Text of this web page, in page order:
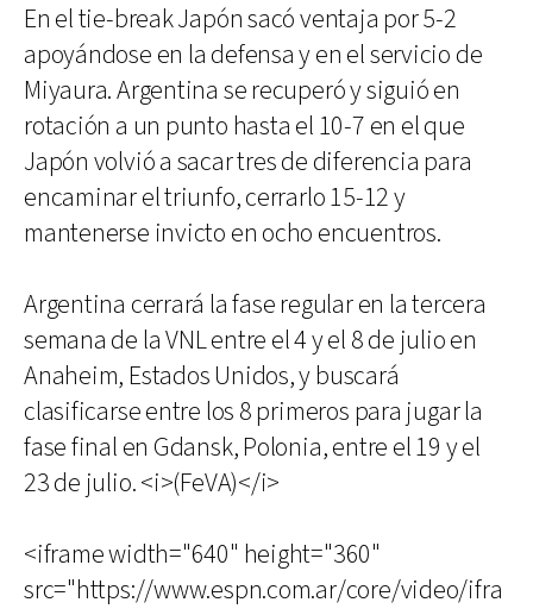
En el tie-break Japón sacó ventaja por 5-2
apoyándose en la defensa y en el servicio de
Miyaura. Argentina se recuperó y siguió en
rotación a un punto hasta el 10-7 en el que
Japón volvió a sacar tres de diferencia para
encaminar el triunfo, cerrarlo 15-12 y
mantenerse invicto en ocho encuentros.
Argentina cerrará la fase regular en la tercera
semana de la VNL entre el 4 y el 8 de julio en
Anaheim, Estados Unidos, y buscará
clasificarse entre los 8 primeros para jugar la
fase final en Gdansk, Polonia, entre el 19 y el
23 de julio. <i>(FeVA)</i>
<iframe width="640" height="360"
src="https://www.espn.com.ar/core/video/ifra